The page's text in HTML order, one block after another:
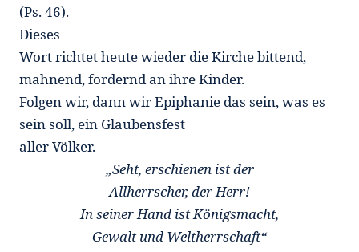
(Ps. 46).
Dieses
Wort richtet heute wieder die Kirche bittend,
mahnend, fordernd an ihre Kinder.
Folgen wir, dann wir Epiphanie das sein, was es
sein soll, ein Glaubensfest
aller Völker.
„Seht, erschienen ist der
Allherrscher, der Herr!
In seiner Hand ist Königsmacht,
Gewalt und Weltherrschaft“